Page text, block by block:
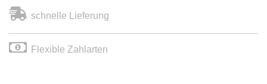
schnelle Lieferung
Flexible Zahlarten